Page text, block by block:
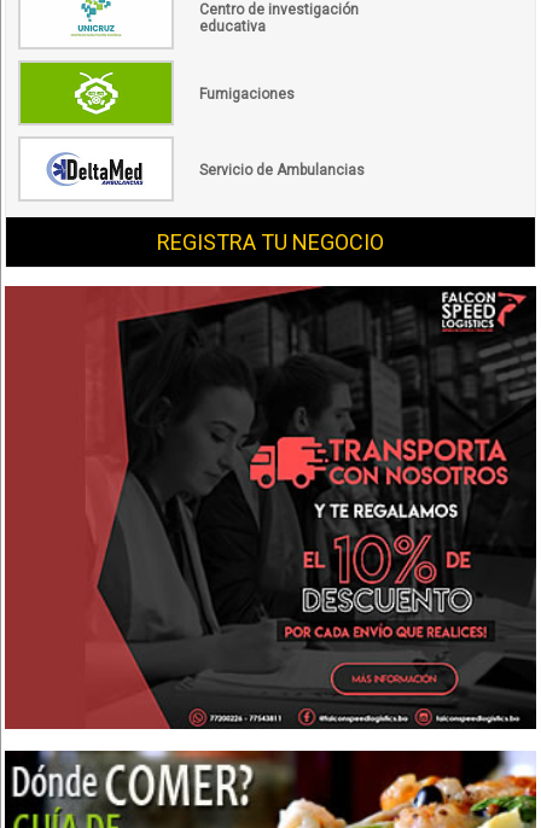
Centro de investigación
educativa
Fumigaciones
Servicio de Ambulancias
REGISTRA TU NEGOCIO